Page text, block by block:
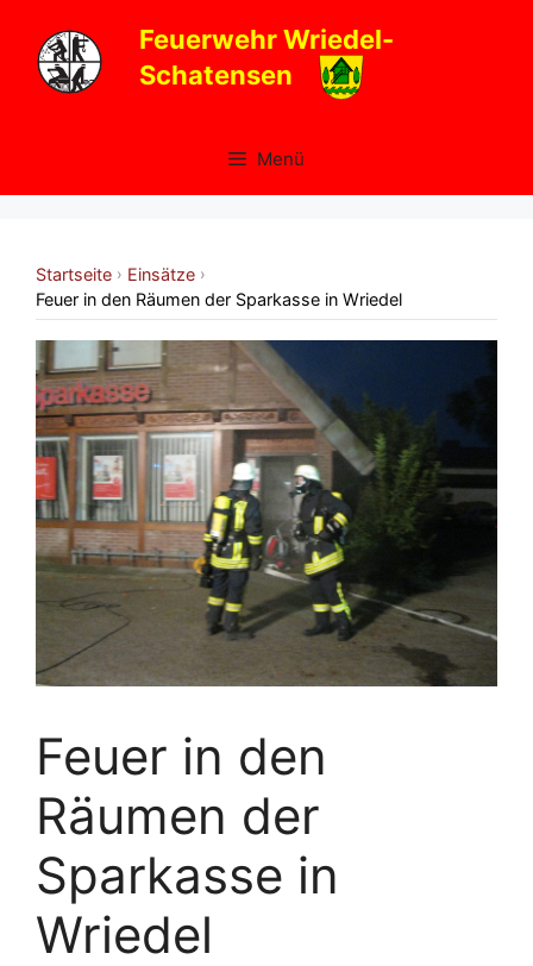
Inhalt
springen
Feuerwehr Wriedel-
Schatensen
Menü
Startseite › Einsätze ›
Feuer in den Räumen der Sparkasse in Wriedel
Feuer in den
Räumen der
Sparkasse in
Wriedel